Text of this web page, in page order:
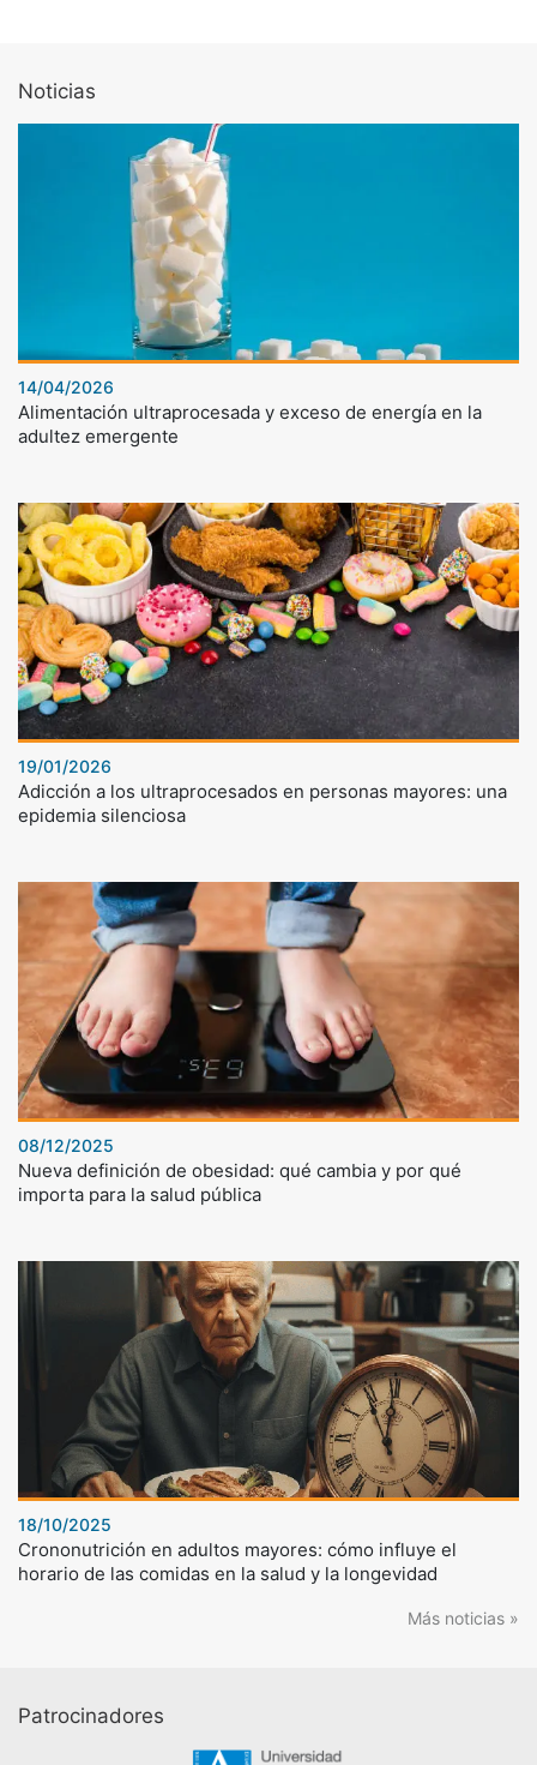
Noticias
14/04/2026
Alimentación ultraprocesada y exceso de energía en la
adultez emergente
19/01/2026
Adicción a los ultraprocesados en personas mayores: una
epidemia silenciosa
08/12/2025
Nueva definición de obesidad: qué cambia y por qué
importa para la salud pública
18/10/2025
Crononutrición en adultos mayores: cómo influye el
horario de las comidas en la salud y la longevidad
Más noticias »
Patrocinadores